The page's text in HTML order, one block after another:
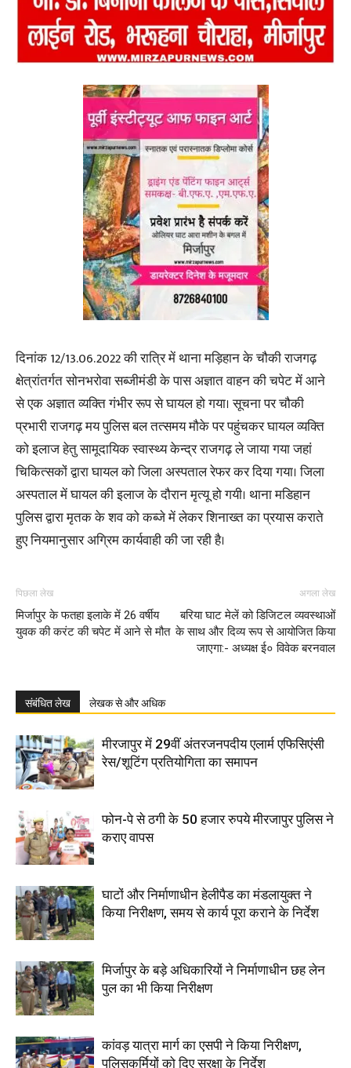
दिनांक 12/13.06.2022 की रात्रि में थाना मड़िहान के चौकी राजगढ़
क्षेत्रांतर्गत सोनभरोवा सब्जीमंडी के पास अज्ञात वाहन की चपेट में आने
से एक अज्ञात व्यक्ति गंभीर रूप से घायल हो गया। सूचना पर चौकी
प्रभारी राजगढ़ मय पुलिस बल तत्समय मौके पर पहुंचकर घायल व्यक्ति
को इलाज हेतु सामूदायिक स्वास्थ्य केन्द्र राजगढ़ ले जाया गया जहां
चिकित्सकों द्वारा घायल को जिला अस्पताल रेफर कर दिया गया। जिला
अस्पताल में घायल की इलाज के दौरान मृत्यू हो गयी। थाना मडिहान
पुलिस द्वारा मृतक के शव को कब्जे में लेकर शिनाख्त का प्रयास कराते
हुए नियमानुसार अग्रिम कार्यवाही की जा रही है।
पिछला लेख
मिर्जापुर के फतहा इलाके में 26 वर्षीय
युवक की करंट की चपेट में आने से मौत
अगला लेख
बरिया घाट मेलें को डिजिटल व्यवस्थाओं
के साथ और दिव्य रूप से आयोजित किया
जाएगा:- अध्यक्ष ई० विवेक बरनवाल
संबंधित लेख लेखक से और अधिक
मीरजापुर में 29वीं अंतरजनपदीय एलार्म एफिसिएंसी
रेस/शूटिंग प्रतियोगिता का समापन
फोन-पे से ठगी के 50 हजार रुपये मीरजापुर पुलिस ने
कराए वापस
घाटों और निर्माणाधीन हेलीपैड का मंडलायुक्त ने
किया निरीक्षण, समय से कार्य पूरा कराने के निर्देश
मिर्जापुर के बड़े अधिकारियों ने निर्माणाधीन छह लेन
पुल का भी किया निरीक्षण
कांवड़ यात्रा मार्ग का एसपी ने किया निरीक्षण,
पुलिसकर्मियों को दिए सुरक्षा के निर्देश